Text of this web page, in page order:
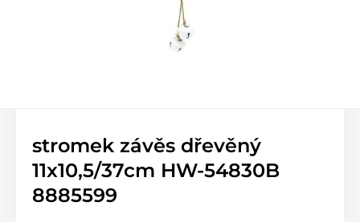
stromek závěs dřevěný
11x10,5/37cm HW-54830B
8885599